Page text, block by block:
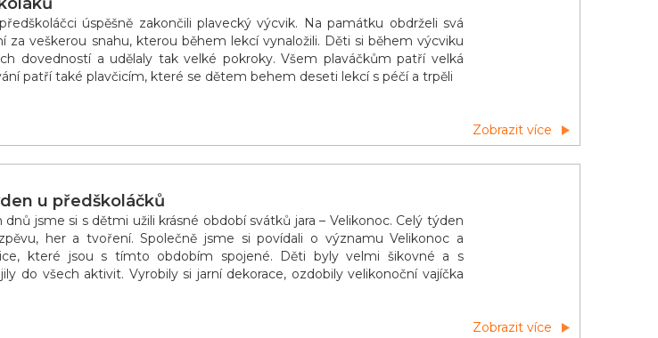
úspěšně zakončili plavecký výcvik. Na památku obdrželi svá
za veškerou snahu, kterou během lekcí vynaložili. Děti si během výcviku
dovedností a udělaly tak velké pokroky. Všem plaváčkům patří velká
patří také plavčicím, které se dětem behem deseti lekcí s péčí a trpěli
Zobrazit více
u předškoláčků
jsme si s dětmi užili krásné období svátků jara – Velikonoc. Celý týden
her a tvoření. Společně jsme si povídali o významu Velikonoc a
které jsou s tímto obdobím spojené. Děti byly velmi šikovné a s
do všech aktivit. Vyrobily si jarní dekorace, ozdobily velikonoční vajíčka
Zobrazit více